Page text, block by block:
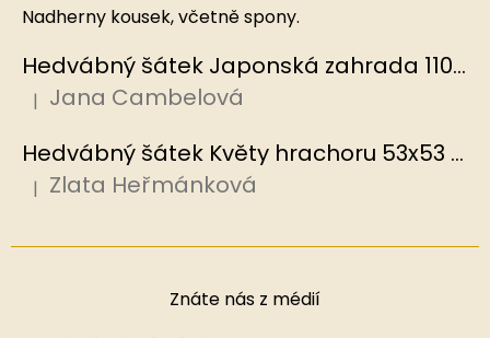
Nadherny kousek, včetně spony.
Hedvábný šátek Japonská zahrada 110x110 cm v dárkovém balení, HEDVÁBNÝ SVĚT
Hodnocení produktu je 5 z 5 hvězdiček.
| Jana Cambelová
Hedvábný šátek Květy hrachoru 53x53 cm v dárkovém balení, HEDVÁBNÝ SVĚT
Hodnocení produktu je 5 z 5 hvězdiček.
| Zlata Heřmánková
Znáte nás z médií